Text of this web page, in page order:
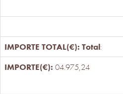
Total:
04.975,24